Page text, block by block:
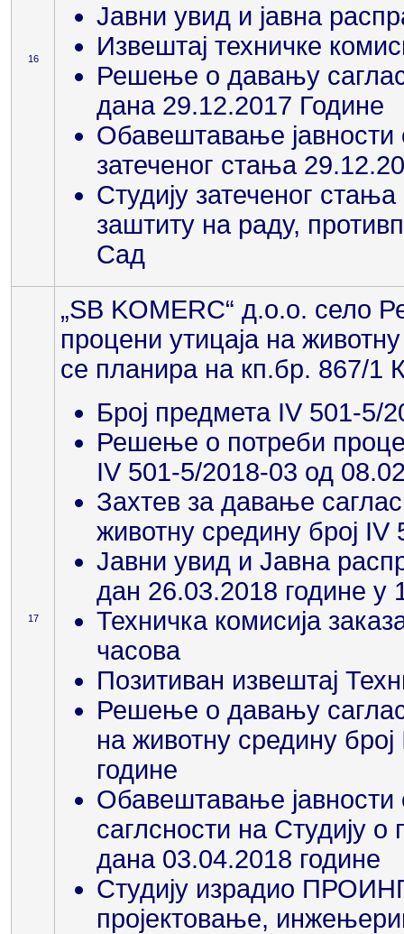
16
Јавни увид и јавна
Извештај техничке
Решење о давању
дана 29.12.2017 Године
Обавештавање јавности
затеченог стања
Студију затеченог
заштиту на раду,
Сад
17
„SB KOMERC“ д.о.о. село
процени утицаја на
се планира на кп.бр. 867/
Број предмета IV 501-5/
Решење о потреби
IV 501-5/2018-03 од
Захтев за давање
животну средину број
Јавни увид и Јавна
дан 26.03.2018 године у
Техничка комисија
часова
Позитиван извештај
Решење о давању
на животну средину
године
Обавештавање
саглсности на Студију
дана 03.04.2018 године
Студију израдио
пројектовање,